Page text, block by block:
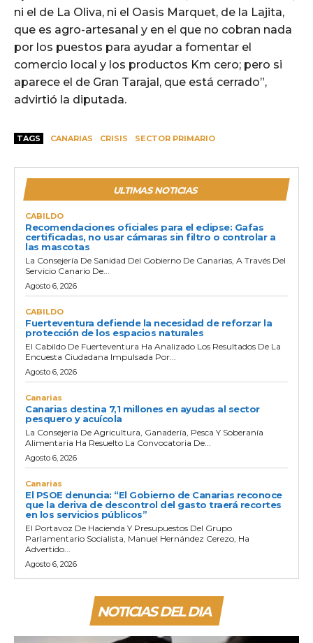
ni el de La Oliva, ni el Oasis Marquet, de la Lajita,
que es agro-artesanal y en el que no cobran nada
por los puestos para ayudar a fomentar el
comercio local y los productos Km cero; pero si
aparece el de Gran Tarajal, que está cerrado”,
advirtió la diputada.
TAGS CANARIAS CRISIS SECTOR PRIMARIO
ULTIMAS NOTICIAS
CABILDO
Recomendaciones oficiales para el eclipse: Gafas
certificadas, no usar cámaras sin filtro o controlar a
las mascotas
La Consejería De Sanidad Del Gobierno De Canarias, A Través Del
Servicio Canario De...
Agosto 6, 2026
CABILDO
Fuerteventura defiende la necesidad de reforzar la
protección de los espacios naturales
El Cabildo De Fuerteventura Ha Analizado Los Resultados De La
Encuesta Ciudadana Impulsada Por...
Agosto 6, 2026
Canarias
Canarias destina 7,1 millones en ayudas al sector
pesquero y acuícola
La Consejería De Agricultura, Ganadería, Pesca Y Soberanía
Alimentaria Ha Resuelto La Convocatoria De...
Agosto 6, 2026
Canarias
El PSOE denuncia: “El Gobierno de Canarias reconoce
que la deriva de descontrol del gasto traerá recortes
en los servicios públicos”
El Portavoz De Hacienda Y Presupuestos Del Grupo
Parlamentario Socialista, Manuel Hernández Cerezo, Ha
Advertido...
Agosto 6, 2026
NOTICIAS DEL DIA